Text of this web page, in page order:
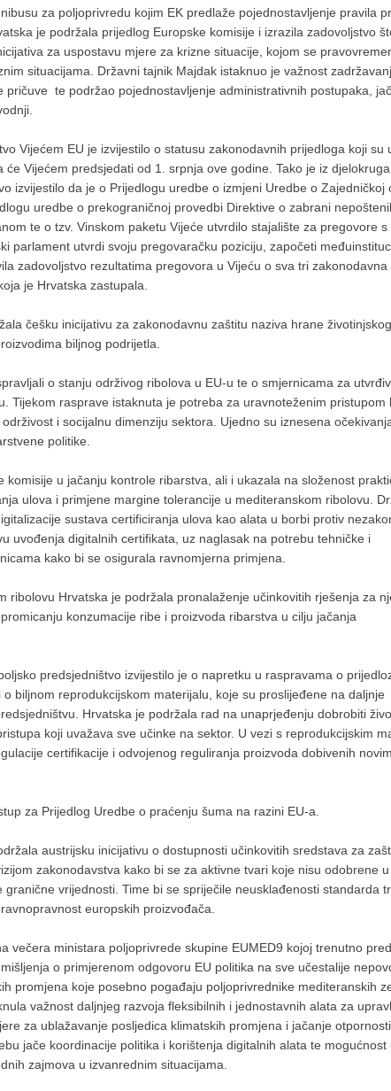
za poljoprivredu kojim EK predlaže pojednostavljenje pravila
je podržala prijedlog Europske komisije i izrazila zadovoljstvo
za uspostavu mjere za krizne situacije, kojom se
situacijama. Državni tajnik Majdak istaknuo je važnost
pričuve te podržao pojednostavljenje administrativnih postupaka,
Vijećem EU je izvijestilo o statusu zakonodavnih prijedloga koji su
Vijećem predsjedati od 1. srpnja ove godine. Tako je iz
izvijestilo da je o Prijedlogu uredbe o izmjeni Uredbe o Zajedničkoj
uredbe o prekograničnoj provedbi Direktive o zabrani
te o tzv. Vinskom paketu Vijeće utvrdilo stajalište za pregovore s
parlament utvrdi svoju pregovaračku poziciju, započeti
zadovoljstvo rezultatima pregovora u Vijeću o sva tri zakonodavna
je Hrvatska zastupala.
češku inicijativu za zakonodavnu zaštitu naziva hrane
biljnog podrijetla.
o stanju održivog ribolova u EU-u te o smjernicama za
Tijekom rasprave istaknuta je potreba za uravnoteženim pristupom
i socijalnu dimenziju sektora. Ujedno su iznesena
politike.
komisije u jačanju kontrole ribarstva, ali i ukazala na složenost
ulova i primjene margine tolerancije u mediteranskom ribolovu.
sustava certificiranja ulova kao alata u borbi protiv
uvođenja digitalnih certifikata, uz naglasak na potrebu tehničke i
kako bi se osigurala ravnomjerna primjena.
ribolovu Hrvatska je podržala pronalaženje učinkovitih rješenja za
konzumacije ribe i proizvoda ribarstva u cilju jačanja
predsjedništvo izvijestilo je o napretku u raspravama o
biljnom reprodukcijskom materijalu, koje su proslijeđene na daljnje
Hrvatska je podržala rad na unaprjeđenju dobrobiti
koji uvažava sve učinke na sektor. U vezi s reprodukcijskim
certifikacije i odvojenog reguliranja proizvoda dobivenih novim
za Prijedlog Uredbe o praćenju šuma na razini EU-a.
austrijsku inicijativu o dostupnosti učinkovitih sredstava za
zakonodavstva kako bi se za aktivne tvari koje nisu odobrene u
vrijednosti. Time bi se spriječile neusklađenosti standarda
europskih proizvođača.
večera ministara poljoprivrede skupine EUMED9 kojoj trenutno
o primjerenom odgovoru EU politika na sve učestalije
promjena koje posebno pogađaju poljoprivrednike mediteranskih
važnost daljnjeg razvoja fleksibilnih i jednostavnih alata za
za ublažavanje posljedica klimatskih promjena i jačanje otpornosti
jače koordinacije politika i korištenja digitalnih alata te mogućnost
zajmova u izvanrednim situacijama.